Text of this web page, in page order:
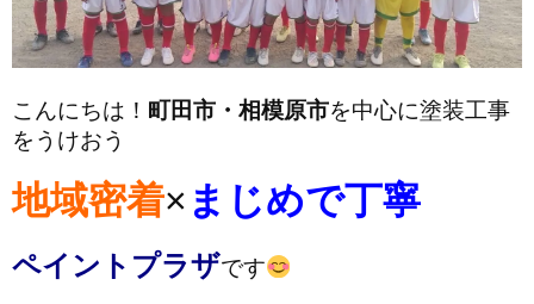
こんにちは！ 町田市・相模原市を中心に塗装工事
をうけおう
地域密着× まじめで丁寧
ペイントプラザです